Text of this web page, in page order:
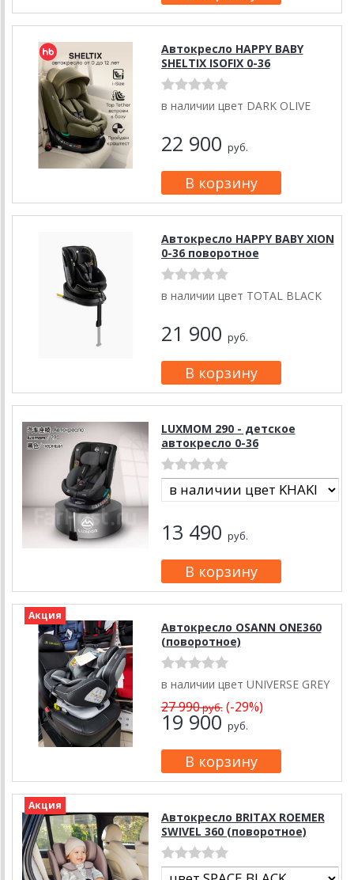
Автокресло HAPPY BABY
SHELTIX ISOFIX 0-36
в наличии цвет DARK OLIVE
22 900 руб.
Автокресло HAPPY BABY XION
0-36 поворотное
в наличии цвет TOTAL BLACK
21 900 руб.
LUXMOM 290 - детское
автокресло 0-36
13 490 руб.
Акция
Автокресло OSANN ONE360
(поворотное)
в наличии цвет UNIVERSE GREY
27 990руб.(-29%)
19 900руб.
Акция
Автокресло BRITAX ROEMER
SWIVEL 360 (поворотное)